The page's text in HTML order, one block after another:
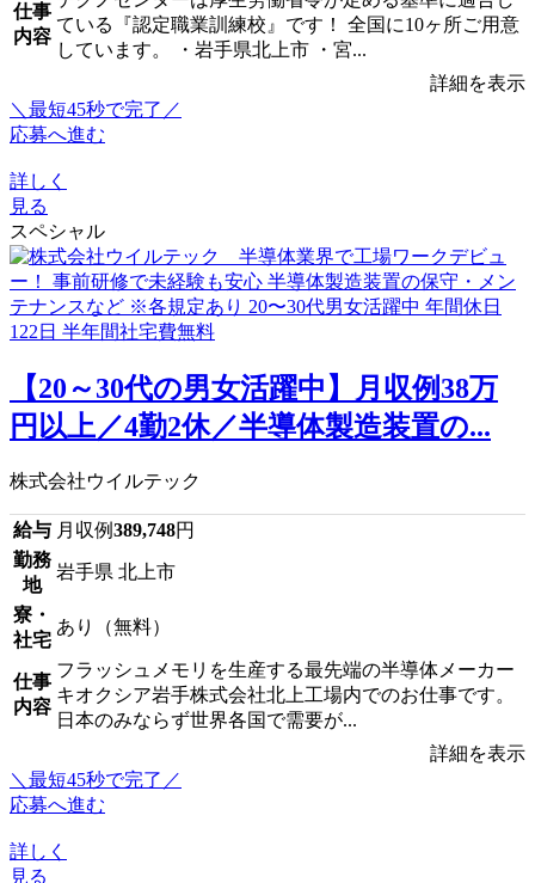
仕事
内容
ている『認定職業訓練校』です！ 全国に10ヶ所ご用意
しています。 ・岩手県北上市 ・宮...
詳細を表示
＼最短45秒で完了／
応募へ進む
詳しく
見る
スペシャル
【20～30代の男女活躍中】月収例38万
円以上／4勤2休／半導体製造装置の...
株式会社ウイルテック
給与 月収例389,748円
勤務
地
岩手県 北上市
寮・
社宅
あり（無料）
仕事
内容
フラッシュメモリを生産する最先端の半導体メーカー
キオクシア岩手株式会社北上工場内でのお仕事です。
日本のみならず世界各国で需要が...
詳細を表示
＼最短45秒で完了／
応募へ進む
詳しく
見る